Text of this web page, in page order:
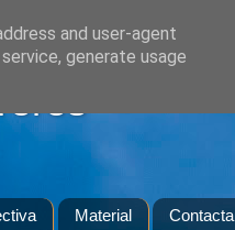
Material Contacta
and user-agent
generate usage